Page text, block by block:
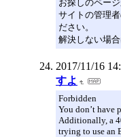
お探しのペー
サイトの管理
ださい。
解決しない場
2017/11/16
すよ
Forbidden
You don’t have
Additionally, a
trying to use an